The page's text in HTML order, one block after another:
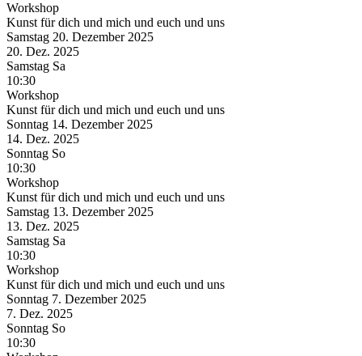
Workshop
Kunst für dich und mich und euch und uns
Samstag 20. Dezember 2025
20. Dez. 2025
Samstag Sa
10:30
Workshop
Kunst für dich und mich und euch und uns
Sonntag 14. Dezember 2025
14. Dez. 2025
Sonntag So
10:30
Workshop
Kunst für dich und mich und euch und uns
Samstag 13. Dezember 2025
13. Dez. 2025
Samstag Sa
10:30
Workshop
Kunst für dich und mich und euch und uns
Sonntag 7. Dezember 2025
7. Dez. 2025
Sonntag So
10:30